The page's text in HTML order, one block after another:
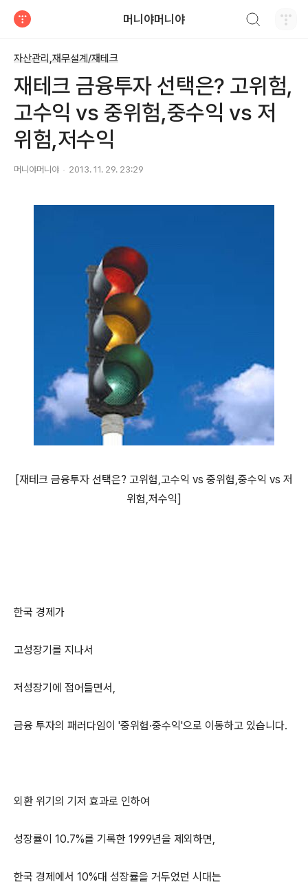
머니야머니야
자산관리,재무설계/재테크
재테크 금융투자 선택은? 고위험,
고수익 vs 중위험,중수익 vs 저
위험,저수익
머니야머니야 2013. 11. 29. 23:29
[재테크 금융투자 선택은? 고위험,고수익 vs 중위험,중수익 vs 저
위험,저수익]
한국 경제가
고성장기를 지나서
저성장기에 접어들면서,
금융 투자의 패러다임이 '중위험·중수익'으로 이동하고 있습니다.
외환 위기의 기저 효과로 인하여
성장률이 10.7%를 기록한 1999년을 제외하면,
한국 경제에서 10%대 성장률을 거두었던 시대는